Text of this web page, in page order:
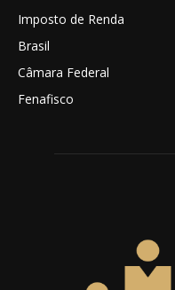
Imposto de Renda
Brasil
Câmara Federal
Fenafisco